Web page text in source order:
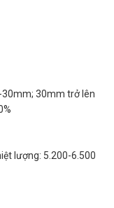
30mm trở lên
lượng: 5.200-6.500